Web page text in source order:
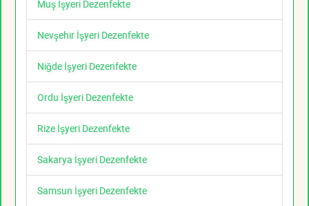
Muş İşyeri Dezenfekte
Nevşehir İşyeri Dezenfekte
Niğde İşyeri Dezenfekte
Ordu İşyeri Dezenfekte
Rize İşyeri Dezenfekte
Sakarya İşyeri Dezenfekte
Samsun İşyeri Dezenfekte